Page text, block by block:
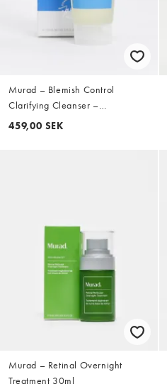
Murad – Blemish Control
Clarifying Cleanser –
Rengöringsgel, 200 ml
459,00 SEK
Murad – Retinal Overnight
Treatment 30ml